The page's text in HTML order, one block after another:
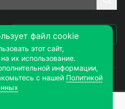
Написать письмо
компонентов
защищены.
файл cookie
этот сайт,
их использование.
информации,
с нашей Политикой